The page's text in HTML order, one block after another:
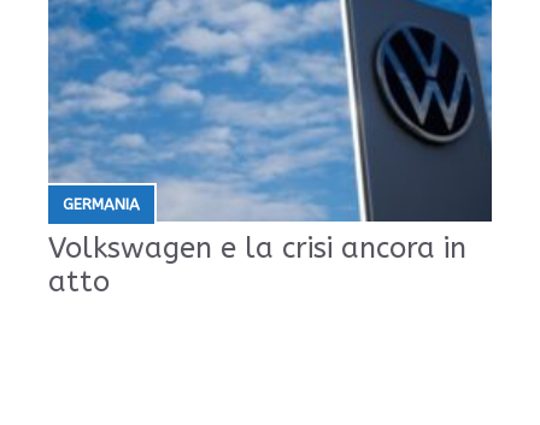
GERMANIA
Volkswagen e la crisi ancora in
atto